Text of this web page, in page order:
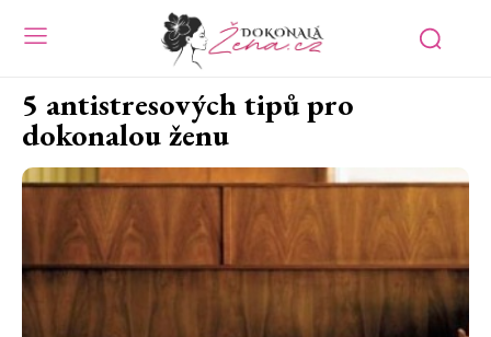
5 antistresových tipů pro
dokonalou ženu